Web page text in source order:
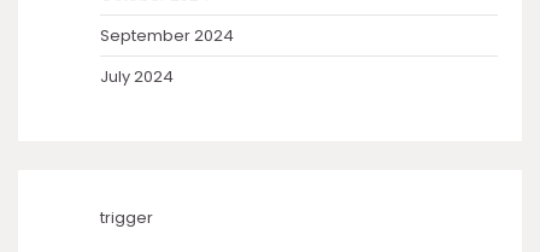
September 2024
July 2024
trigger